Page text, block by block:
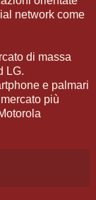
network come
di massa
LG.
e palmari
più